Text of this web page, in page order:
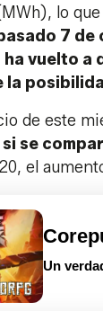
lo que
7 de
vuelto a
la
de este
si se
el
Un